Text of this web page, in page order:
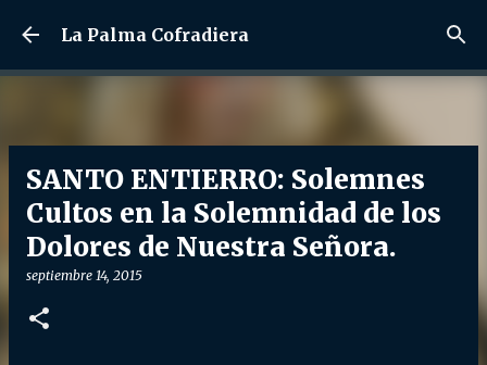
Ir al contenido principal
La Palma Cofradiera
SANTO ENTIERRO: Solemnes
Cultos en la Solemnidad de los
Dolores de Nuestra Señora.
septiembre 14, 2015